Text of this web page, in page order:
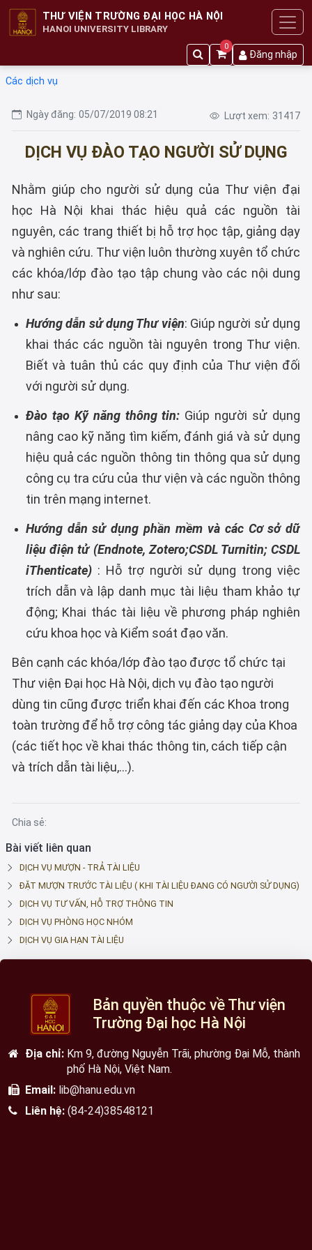
THƯ VIỆN TRƯỜNG ĐẠI HỌC HÀ NỘI
HANOI UNIVERSITY LIBRARY
0
Đăng nhập
Các dịch vụ
Ngày đăng: 05/07/2019 08:21 Lượt xem: 31417
DỊCH VỤ ĐÀO TẠO NGƯỜI SỬ DỤNG
Nhằm giúp cho người sử dụng của Thư viện đại
học Hà Nội khai thác hiệu quả các nguồn tài
nguyên, các trang thiết bị hỗ trợ học tập, giảng dạy
và nghiên cứu. Thư viện luôn thường xuyên tổ chức
các khóa/lớp đào tạo tập chung vào các nội dung
như sau:
Hướng dẫn sử dụng Thư viện: Giúp người sử dụng
khai thác các nguồn tài nguyên trong Thư viện.
Biết và tuân thủ các quy định của Thư viện đối
với người sử dụng.
Đào tạo Kỹ năng thông tin: Giúp người sử dụng
nâng cao kỹ năng tìm kiếm, đánh giá và sử dụng
hiệu quả các nguồn thông tin thông qua sử dụng
công cụ tra cứu của thư viện và các nguồn thông
tin trên mạng internet.
Hướng dẫn sử dụng phần mềm và các Cơ sở dữ
liệu điện tử (Endnote, Zotero;CSDL Turnitin; CSDL
iThenticate) : Hỗ trợ người sử dụng trong việc
trích dẫn và lập danh mục tài liệu tham khảo tự
động; Khai thác tài liệu về phương pháp nghiên
cứu khoa học và Kiểm soát đạo văn.
Bên cạnh các khóa/lớp đào tạo được tổ chức tại
Thư viện Đại học Hà Nội, dịch vụ đào tạo người
dùng tin cũng được triển khai đến các Khoa trong
toàn trường để hỗ trợ công tác giảng dạy của Khoa
(các tiết học về khai thác thông tin, cách tiếp cận
và trích dẫn tài liệu,…).
Chia sẻ:
Bài viết liên quan
DỊCH VỤ MƯỢN - TRẢ TÀI LIỆU
ĐẶT MƯỢN TRƯỚC TÀI LIỆU ( KHI TÀI LIỆU ĐANG CÓ NGƯỜI SỬ DỤNG)
DỊCH VỤ TƯ VẤN, HỖ TRỢ THÔNG TIN
DỊCH VỤ PHÒNG HỌC NHÓM
DỊCH VỤ GIA HẠN TÀI LIỆU
Bản quyền thuộc về Thư viện
Trường Đại học Hà Nội
Địa chỉ: Km 9, đường Nguyễn Trãi, phường Đại Mỗ, thành
phố Hà Nội, Việt Nam.
Email: lib@hanu.edu.vn
Liên hệ: (84-24)38548121